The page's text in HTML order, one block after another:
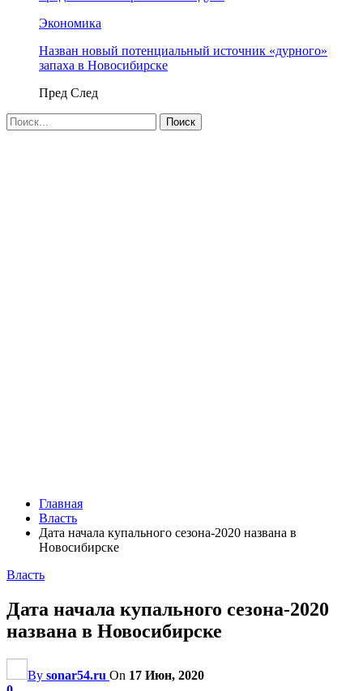
Экономика
Назван новый потенциальный источник «дурного»
запаха в Новосибирске
Пред След
Главная
Власть
Дата начала купального сезона-2020 названа в
Новосибирске
Власть
Дата начала купального сезона-2020
названа в Новосибирске
By sonar54.ru On 17 Июн, 2020